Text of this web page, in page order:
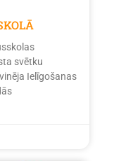
svētku
Ielīgošanas